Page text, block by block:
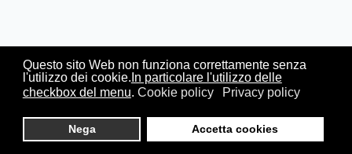
Questo sito Web non funziona correttamente senza
l'utilizzo dei cookie. In particolare l'utilizzo delle
checkbox del menu. Cookie policy Privacy policy
Nega Accetta cookies